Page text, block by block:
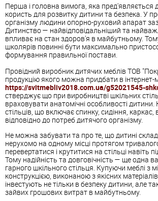
Перша і головна вимога, яка
користь для розвитку дитини та безпека. У
організму людини опорно-руховий апарат
Дитинство — найвідповідальніший та
впливає на стан здоров'я в майбутньому.
школярів повинні бути максимально
формування правильної постави.
Провідний виробник дитячих меблів ТОВ
продукцію якого можна придбати в інтернет-
https://svitmebliv2018.com.ua/g52021545-
стверджує що при виробництві шкільних
враховувати анатомічні особливості дитини.
стільців, що включає спинку, сидіння, каркас,
відповідно до потреб дитячого організму.
Не можна забувати та про те, що дитині
нерухомо на одному місці протягом
перевертатися і крутитися на стільці навіть
Тому надійність та довговічність — ще одна
гарного шкільного стільця. Купуючи меблі з
конструкцією, виконаною з якісних
інвестують не тільки в безпеку дитини, але
зайвих грошових витрат в майбутньому.